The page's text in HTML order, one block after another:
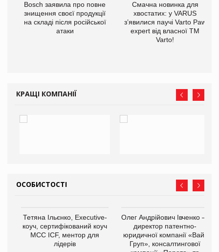
Bosch заявила про повне
знищення своєї продукції
на складі після російської
атаки
Смачна новинка для
хвостатих: у VARUS
з’явилися паучі Varto Paw
expert від власної ТМ
Varto!
КРАЩІ КОМПАНІЇ
ОСОБИСТОСТІ
Тетяна Ільєнко, Executive-
коуч, сертифікований коуч
МСС ICF, ментор для
лідерів
Олег Андрійович Івченко —
директор патентно-
юридичної компанії «Вайз
Груп», консалтингової